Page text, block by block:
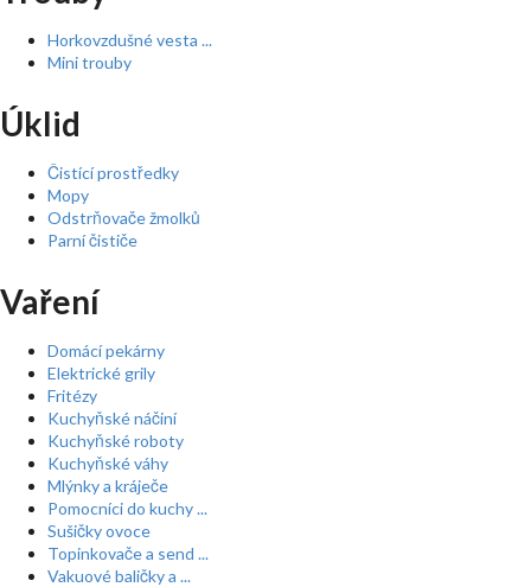
Horkovzdušné vesta ...
Mini trouby
Úklid
Čistící prostředky
Mopy
Odstrňovače žmolků
Parní čističe
Vaření
Domácí pekárny
Elektrické grily
Fritézy
Kuchyňské náčiní
Kuchyňské roboty
Kuchyňské váhy
Mlýnky a kráječe
Pomocníci do kuchy ...
Sušičky ovoce
Topinkovače a send ...
Vakuové baličky a ...